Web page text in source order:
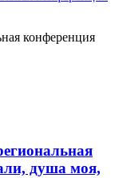
конференция
душа моя,